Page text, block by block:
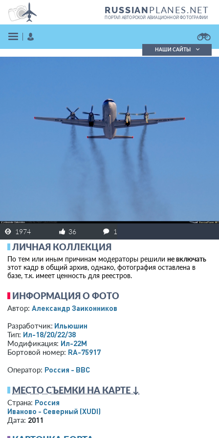
RUSSIANPLANES.NET
ПОРТАЛ АВТОРСКОЙ АВИАЦИОННОЙ ФОТОГРАФИИ
ВОЙТИ
НАШИ САЙТЫ
1974 36 1
ЛИЧНАЯ КОЛЛЕКЦИЯ
По тем или иным причинам модераторы решили не включать
этот кадр в общий архив, однако, фотография оставлена в
базе, т.к. имеет ценность для реестров.
ИНФОРМАЦИЯ О ФОТО
Автор: Александр Заиконников
Разработчик: Ильюшин
Тип: Ил-18/20/22/38
Модификация: Ил-22М
Бортовой номер: RA-75917
Оператор: Россия - ВВС
МЕСТО СЪЕМКИ НА КАРТЕ ↓
Страна: Россия
Иваново - Северный (XUDI)
Дата: 2011